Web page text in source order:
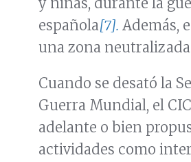
española[7]. Además,
una zona
Cuando se desató la
Guerra Mundial, el
adelante o bien
actividades como